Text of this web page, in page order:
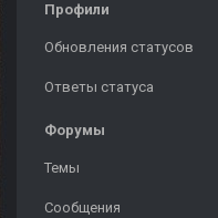
Профили
Обновления статусов
Ответы статуса
Форумы
Темы
Сообщения